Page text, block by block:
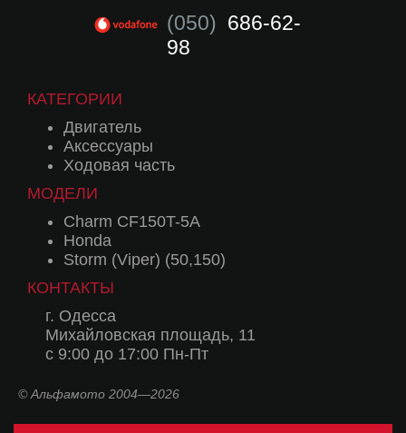
(050) 686-62-
98
КАТЕГОРИИ
Двигатель
Аксессуары
Ходовая часть
МОДЕЛИ
Charm CF150T-5A
Honda
Storm (Viper) (50,150)
КОНТАКТЫ
г. Одесса
Михайловская площадь, 11
с 9:00 до 17:00 Пн-Пт
© Альфамото 2004—2026